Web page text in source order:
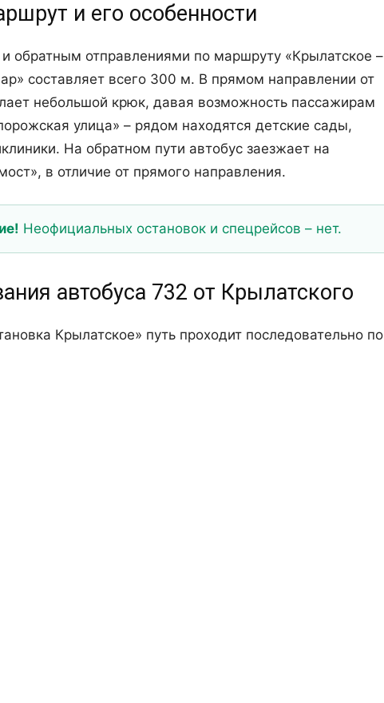
и его особенности
обратным отправлениями по маршруту «Крылатское –
составляет всего 300 м. В прямом направлении от
небольшой крюк, давая возможность пассажирам
улица» – рядом находятся детские сады,
На обратном пути автобус заезжает на
в отличие от прямого направления.
Неофициальных остановок и спецрейсов – нет.
автобуса 732 от Крылатского
Крылатское» путь проходит последовательно по